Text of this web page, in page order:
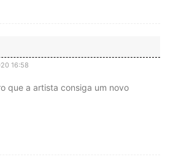
16:58
que a artista consiga um novo